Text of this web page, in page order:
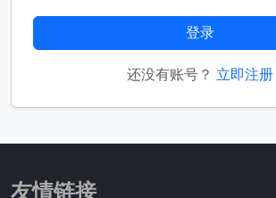
登录
还没有账号？ 立即注册
友情链接